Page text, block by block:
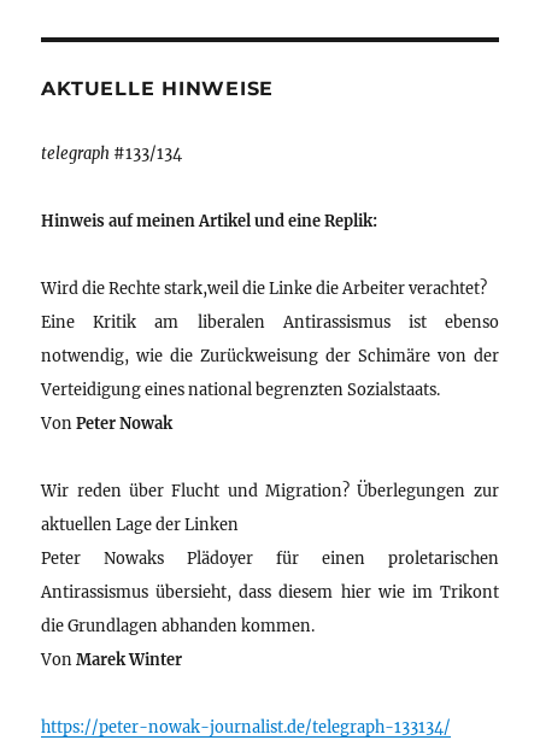
AKTUELLE HINWEISE
telegraph #133/134
Hinweis auf meinen Artikel und eine Replik:
Wird die Rechte stark,weil die Linke die Arbeiter verachtet?
Eine Kritik am liberalen Antirassismus ist ebenso
notwendig, wie die Zurückweisung der Schimäre von der
Verteidigung eines national begrenzten Sozialstaats.
VonPeter Nowak
Wir reden über Flucht und Migration? Überlegungen zur
aktuellen Lage der Linken
Peter Nowaks Plädoyer für einen proletarischen
Antirassismus übersieht, dass diesem hier wie im Trikont
die Grundlagen abhanden kommen.
VonMarek Winter
https://peter-nowak-journalist.de/telegraph-133134/